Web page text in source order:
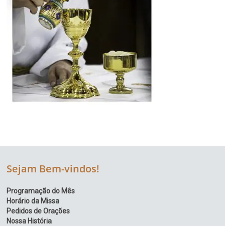
Sejam Bem-vindos!
Programação do Mês
Horário da Missa
Pedidos de Orações
Nossa História